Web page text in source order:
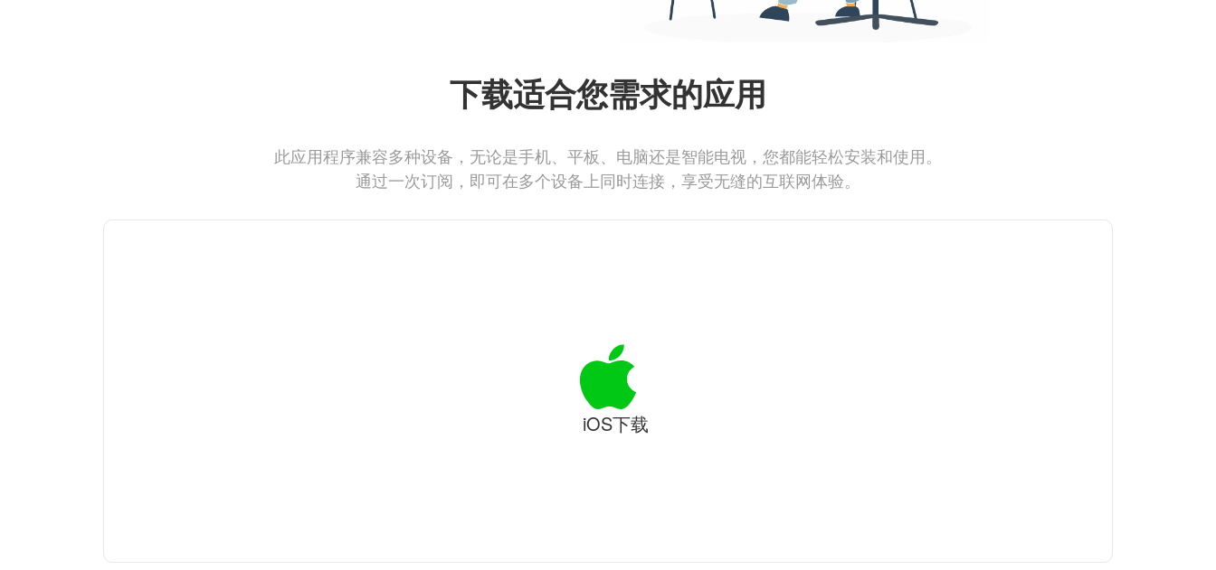
下载适合您需求的应用
此应用程序兼容多种设备，无论是手机、平板、电脑还是智能电视，您都能轻松安装和使用。
通过一次订阅，即可在多个设备上同时连接，享受无缝的互联网体验。
iOS下载